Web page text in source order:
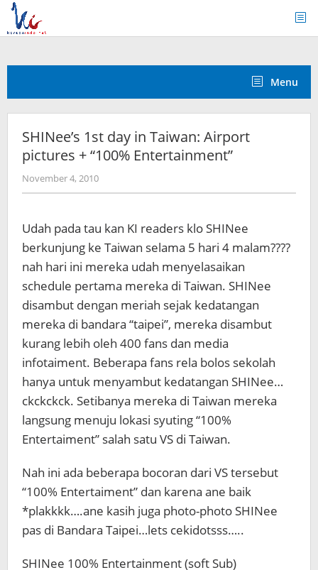
Skip
content
Menu
SHINee’s 1st day in Taiwan: Airport
pictures + “100% Entertainment”
November 4, 2010by
Koreanindo
Udah pada tau kan KI readers klo SHINee
berkunjung ke Taiwan selama 5 hari 4 malam????
nah hari ini mereka udah menyelasaikan
schedule pertama mereka di Taiwan. SHINee
disambut dengan meriah sejak kedatangan
mereka di bandara “taipei”, mereka disambut
kurang lebih oleh 400 fans dan media
infotaiment. Beberapa fans rela bolos sekolah
hanya untuk menyambut kedatangan SHINee…
ckckckck. Setibanya mereka di Taiwan mereka
langsung menuju lokasi syuting “100%
Entertaiment” salah satu VS di Taiwan.
Nah ini ada beberapa bocoran dari VS tersebut
“100% Entertaiment” dan karena ane baik
*plakkkk….ane kasih juga photo-photo SHINee
pas di Bandara Taipei…lets cekidotsss…..
SHINee 100% Entertainment (soft Sub)